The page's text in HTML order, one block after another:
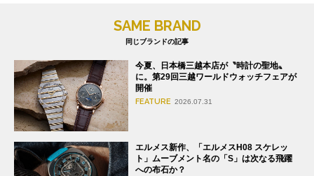
SAME BRAND
同じブランドの記事
今夏、日本橋三越本店が〝時計の聖地〟
に。第29回三越ワールドウォッチフェアが
開催
FEATURE 2026.07.31
エルメス新作、「エルメスH08 スケレッ
ト」ムーブメント名の「S」は次なる飛躍
への布石か？